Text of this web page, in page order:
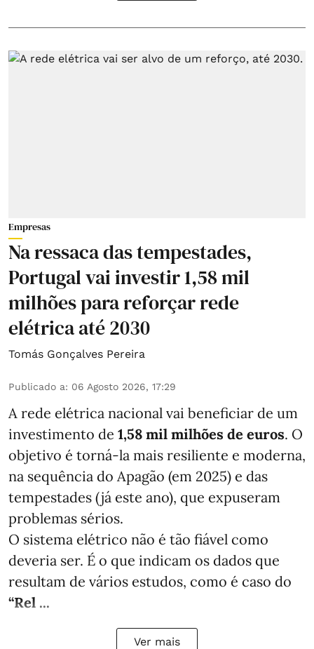
Empresas
Na ressaca das tempestades,
Portugal vai investir 1,58 mil
milhões para reforçar rede
elétrica até 2030
Tomás Gonçalves Pereira
Publicado a: 06 Agosto 2026, 17:29
A rede elétrica nacional vai beneficiar de um
investimento de 1,58 mil milhões de euros. O
objetivo é torná-la mais resiliente e moderna,
na sequência do Apagão (em 2025) e das
tempestades (já este ano), que expuseram
problemas sérios.
O sistema elétrico não é tão fiável como
deveria ser. É o que indicam os dados que
resultam de vários estudos, como é caso do
“Rel ...
Ver mais